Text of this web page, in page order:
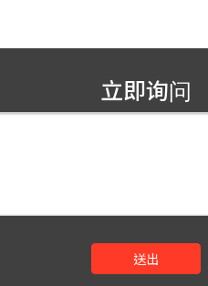
立即询问
送出